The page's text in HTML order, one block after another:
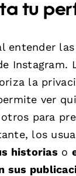
tu
entender
Instagram.
la
ver
para
los
historias o
sus